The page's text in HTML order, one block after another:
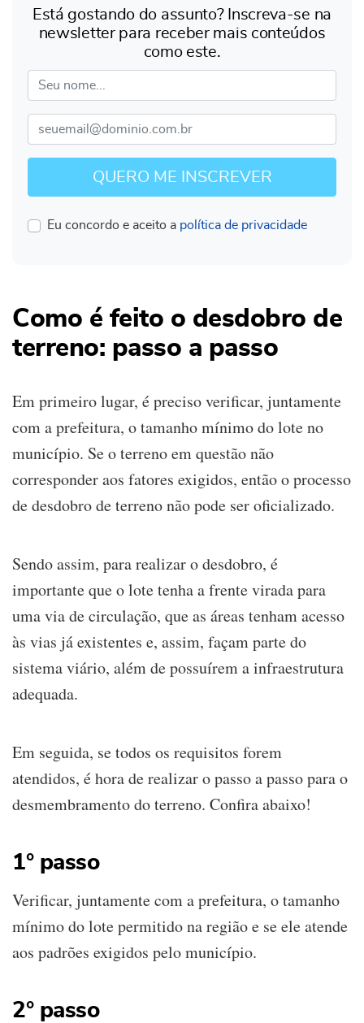
Está gostando do assunto? Inscreva-se na
newsletter para receber mais conteúdos
como este.
Nome completo*
E-mail*
QUERO ME INSCREVER
Eu concordo e aceito a política de privacidade
Como é feito o desdobro de
terreno: passo a passo
Em primeiro lugar, é preciso verificar, juntamente
com a prefeitura, o tamanho mínimo do lote no
município. Se o terreno em questão não
corresponder aos fatores exigidos, então o processo
de desdobro de terreno não pode ser oficializado.
Sendo assim, para realizar o desdobro, é
importante que o lote tenha a frente virada para
uma via de circulação, que as áreas tenham acesso
às vias já existentes e, assim, façam parte do
sistema viário, além de possuírem a infraestrutura
adequada.
Em seguida, se todos os requisitos forem
atendidos, é hora de realizar o passo a passo para o
desmembramento do terreno. Confira abaixo!
1° passo
Verificar, juntamente com a prefeitura, o tamanho
mínimo do lote permitido na região e se ele atende
aos padrões exigidos pelo município.
2° passo